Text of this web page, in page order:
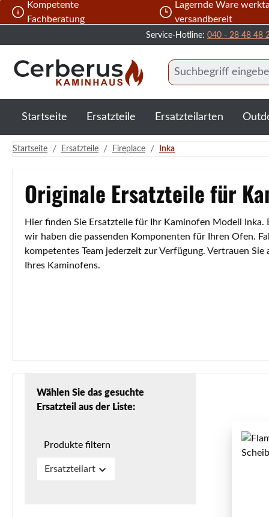
Hauptinhalt springen
Zur Suche springen
Zur Hauptnavigation springen
Kompetente
Fachberatung
Lagernde Ware
versandbereit
Service-Hotline: 040 - 28 48 48
Startseite Ersatzteile Ersatzteilarten
Startseite / Ersatzteile / Fireplace / Inka
Originale Ersatzteile für
Hier finden Sie Ersatzteile für Ihr Kaminofen Modell
wir haben die passenden Komponenten für Ihren Ofen.
kompetentes Team jederzeit zur Verfügung. Vertrauen Sie
Ihres Kaminofens.
Wählen Sie das gesuchte
Ersatzteil aus der Liste:
Produkte filtern
Ersatzteilart